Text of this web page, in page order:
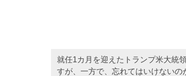
就任1カ月を迎えたトランプ米大統
すが、一方で、忘れてはいけない